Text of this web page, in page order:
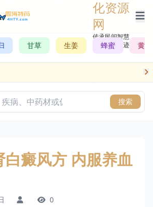
化资源
网
传承民间智慧，
记录历史轨迹
甘草 生姜 蜂蜜 黄芪
搜索
白癜风方 内服养血
0